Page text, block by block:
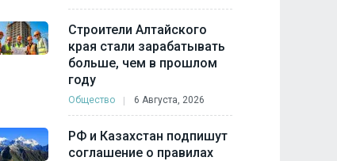
Строители Алтайского
края стали зарабатывать
больше, чем в прошлом
году
Общество 6 Августа, 2026
РФ и Казахстан подпишут
соглашение о правилах